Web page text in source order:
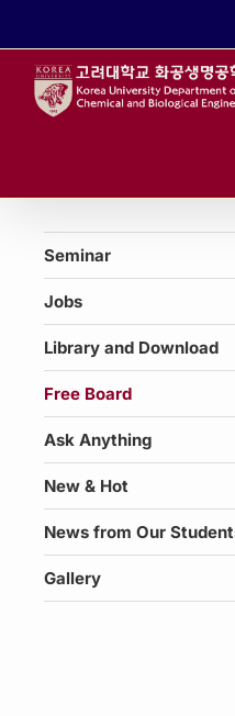
Seminar
Jobs
Library and Download
Free Board
Ask Anything
New & Hot
News from Our
Gallery